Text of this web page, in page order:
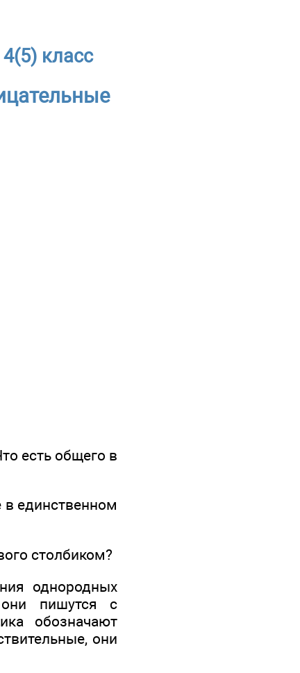
класс
есть общего в
единственном
столбиком?
однородных
они пишутся с
обозначают
они